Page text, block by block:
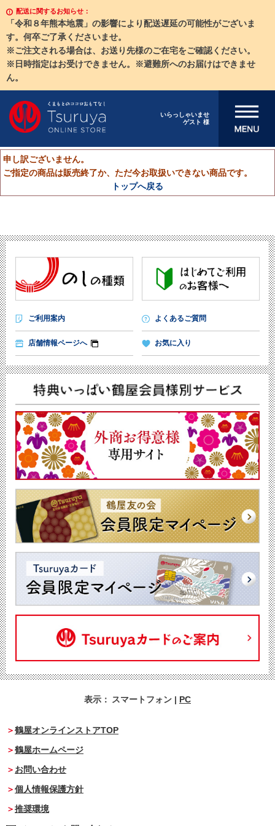
配送に関するお知らせ：
「令和８年熊本地震」の影響により配送遅延の可能性がございま
す。何卒ご了承くださいませ。
※ご注文される場合は、お送り先様のご在宅をご確認ください。
※日時指定はお受けできません。※避難所へのお届けはできませ
ん。
いらっしゃいませ
ゲスト 様
メニューを開
申し訳ございません。
ご指定の商品は販売終了か、ただ今お取扱いできない商品です。
トップへ戻る
ご利用案内 よくあるご質問
店舗情報ページへ お気に入り
表示： スマートフォン | PC
鶴屋オンラインストアTOP
鶴屋ホームページ
お問い合わせ
個人情報保護方針
推奨環境